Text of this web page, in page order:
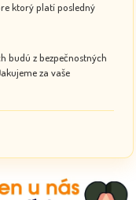
ktorý platí posledný
budú z bezpečnostných
za vaše